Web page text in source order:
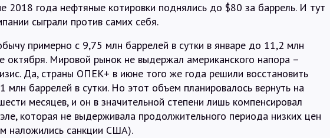
2018 года нефтяные котировки поднялись до $80 за баррель. И тут
сыграли против самих себя.
примерно с 9,75 млн баррелей в сутки в январе до 11,2 млн
октября. Мировой рынок не выдержал американского напора –
Да, страны ОПЕК+ в июне того же года решили восстановить
млн баррелей в сутки. Но этот объем планировалось вернуть на
месяцев, и он в значительной степени лишь компенсировал
которая не выдерживала продолжительного периода низких цен
наложились санкции США).